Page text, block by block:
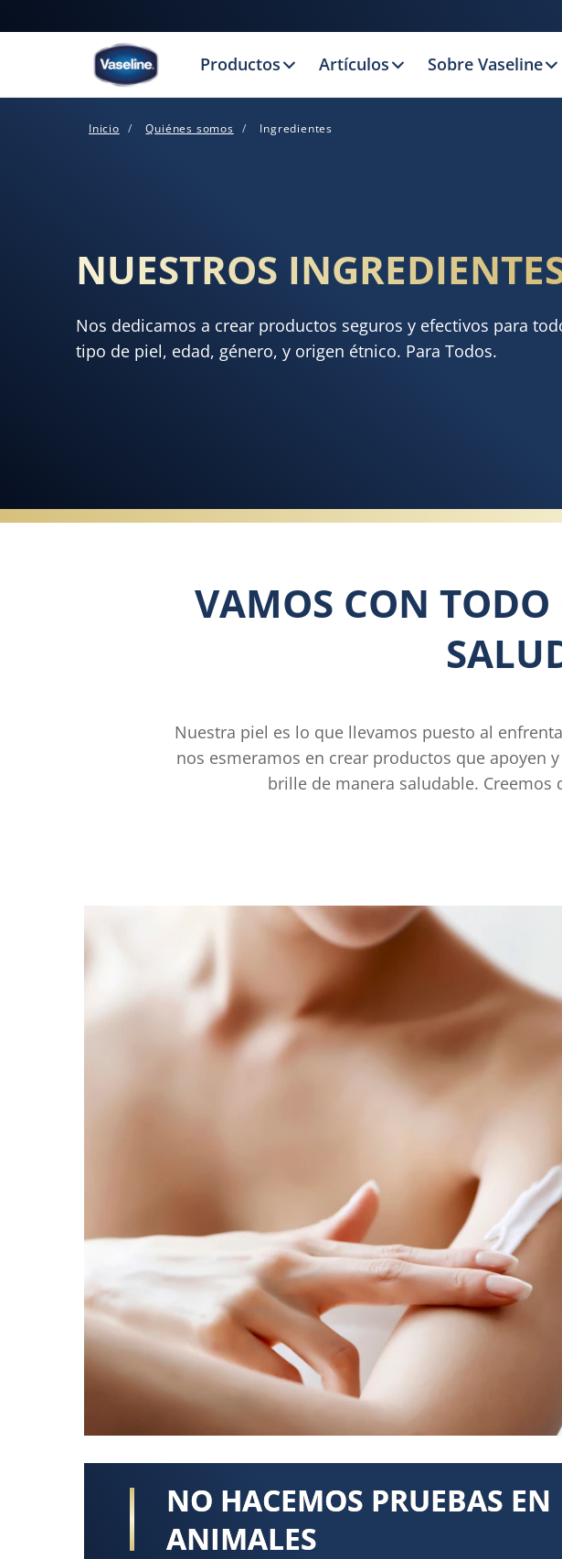
Productos Artículos Sobre Vaseline
Inicio Quiénes somos Ingredientes
NUESTROS
Nos dedicamos a crear productos seguros y efectivos para
tipo de piel, edad, género, y origen étnico. Para Todos.
VAMOS CON
Nuestra piel es lo que llevamos puesto al
nos esmeramos en crear productos que apoyen
brille de manera saludable.
NO HACEMOS PRUEBAS EN
ANIMALES